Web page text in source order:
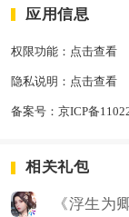
应用信息
权限功能： 点击查看
隐私说明： 点击查看
备案号： 京ICP备
相关礼包
《浮生为